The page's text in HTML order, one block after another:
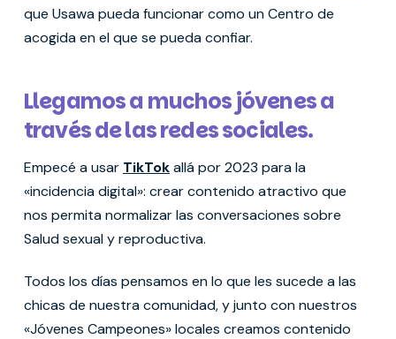
que Usawa pueda funcionar como un Centro de
acogida en el que se pueda confiar.
Llegamos a muchos jóvenes a
través de las redes sociales.
Empecé a usar TikTokallá por 2023 para la
«incidencia digital»: crear contenido atractivo que
nos permita normalizar las conversaciones sobre
Salud sexual y reproductiva.
Todos los días pensamos en lo que les sucede a las
chicas de nuestra comunidad, y junto con nuestros
«Jóvenes Campeones» locales creamos contenido